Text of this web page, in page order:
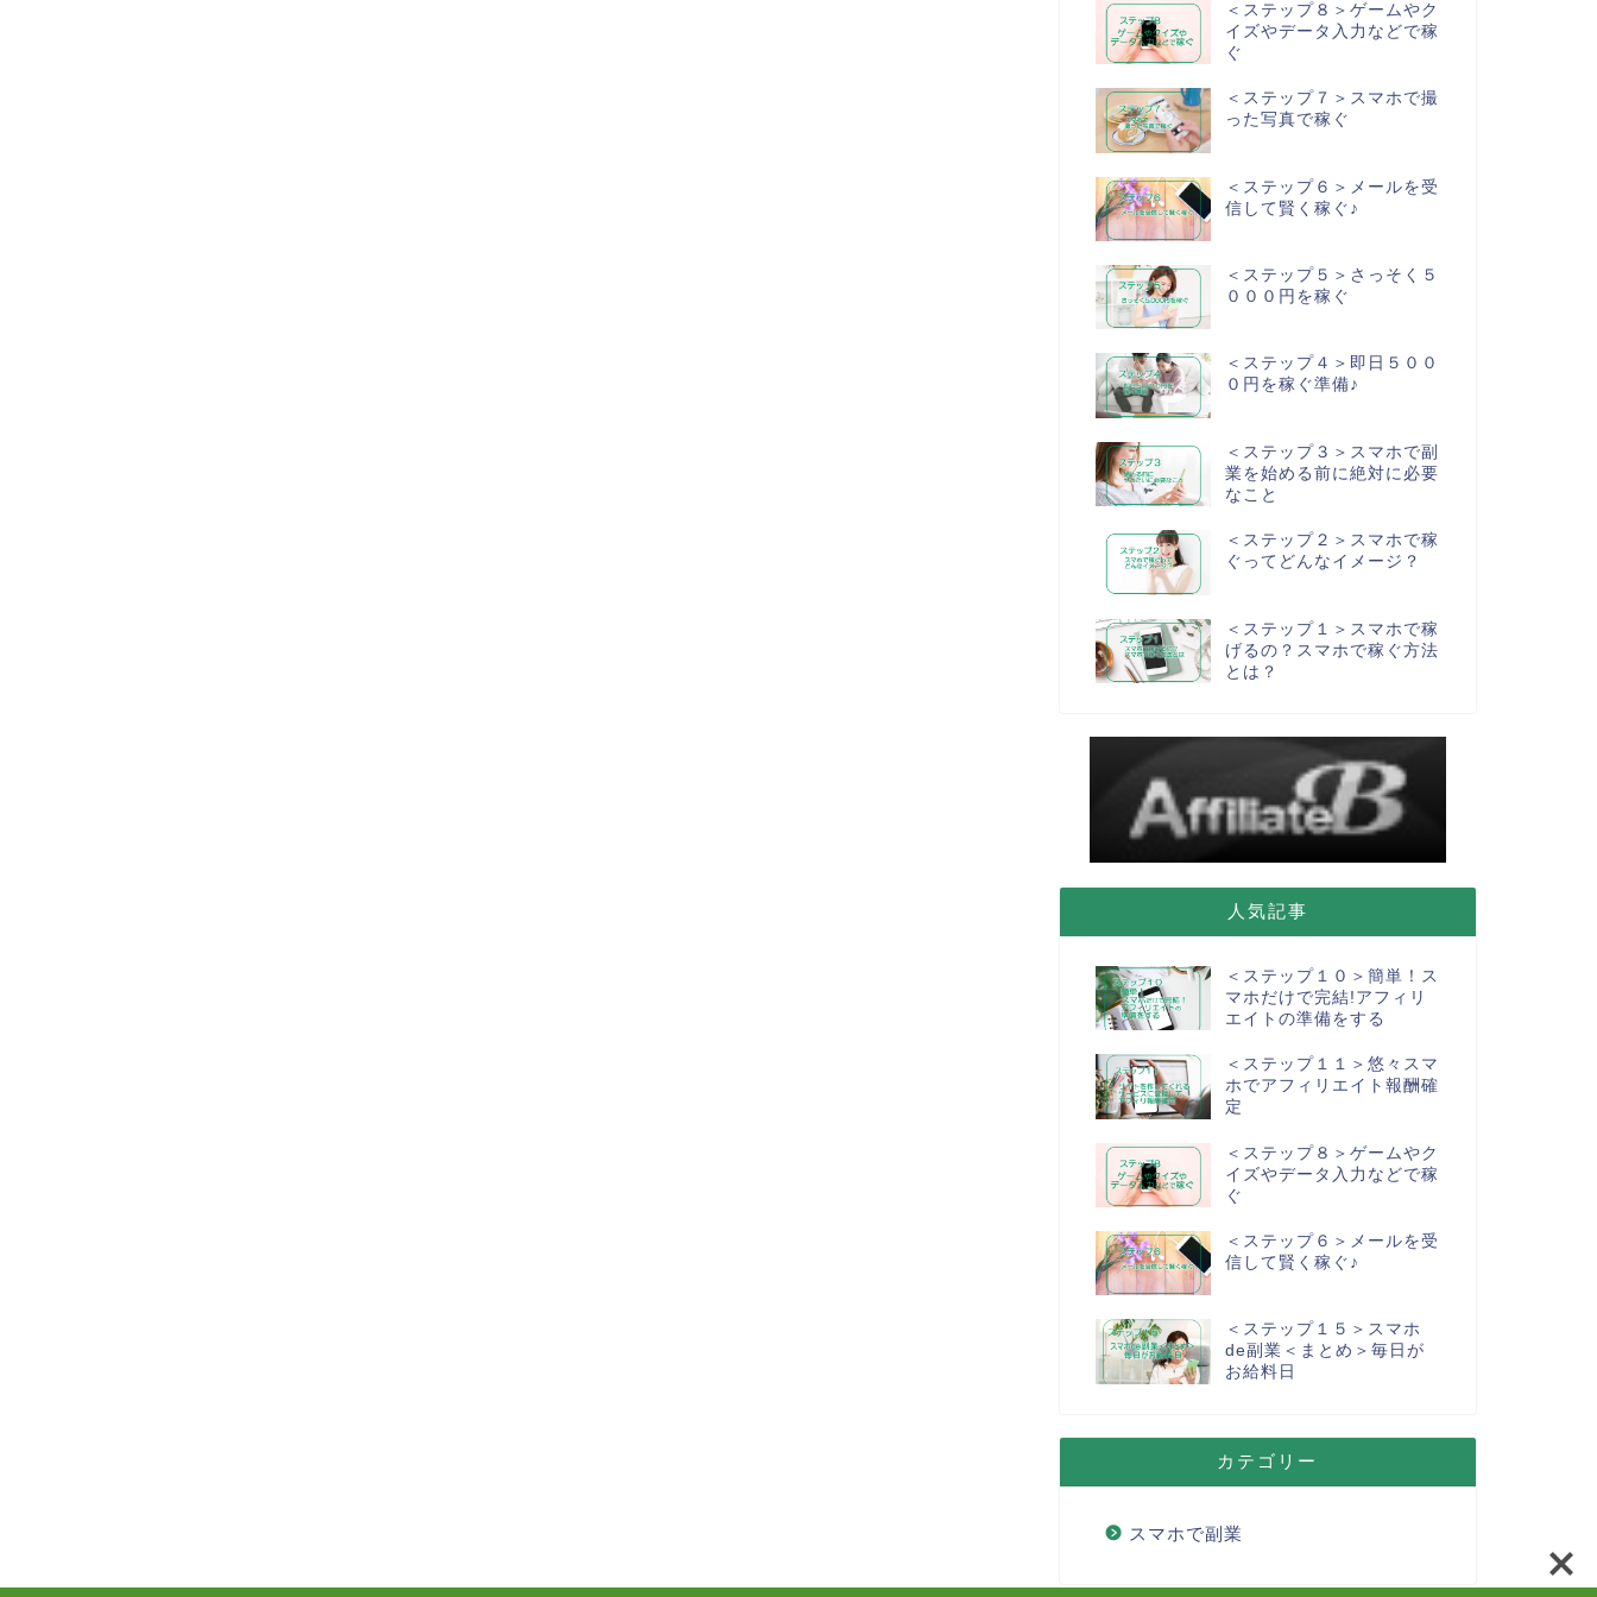
＜ステップ８＞ゲームやク
イズやデータ入力などで稼
ぐ
＜ステップ７＞スマホで撮
った写真で稼ぐ
＜ステップ６＞メールを受
信して賢く稼ぐ♪
＜ステップ５＞さっそく５
０００円を稼ぐ
＜ステップ４＞即日５００
０円を稼ぐ準備♪
＜ステップ３＞スマホで副
業を始める前に絶対に必要
なこと
＜ステップ２＞スマホで稼
ぐってどんなイメージ？
＜ステップ１＞スマホで稼
げるの？スマホで稼ぐ方法
とは？
人気記事
＜ステップ１０＞簡単！ス
マホだけで完結!アフィリ
エイトの準備をする
＜ステップ１１＞悠々スマ
ホでアフィリエイト報酬確
定
＜ステップ８＞ゲームやク
イズやデータ入力などで稼
ぐ
＜ステップ６＞メールを受
信して賢く稼ぐ♪
＜ステップ１５＞スマホ
de副業＜まとめ＞毎日が
お給料日
カテゴリー
スマホで副業